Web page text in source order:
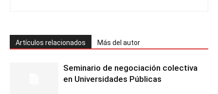
Artículos relacionados Más del autor
Seminario de negociación colectiva
en Universidades Públicas